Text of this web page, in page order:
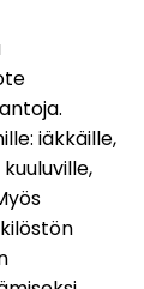
iäkkäille,